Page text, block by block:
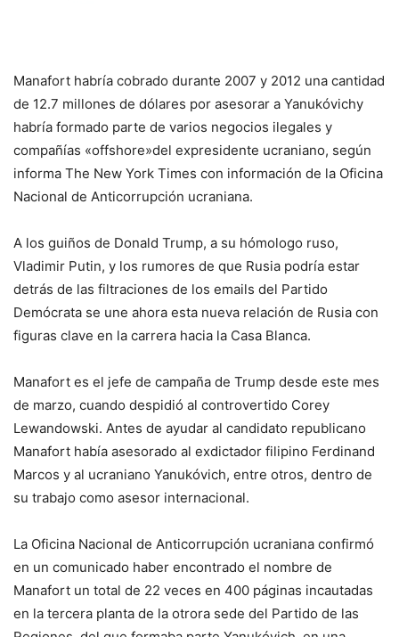
Manafort habría cobrado durante 2007 y 2012 una cantidad
de 12.7 millones de dólares por asesorar a Yanukóvichy
habría formado parte de varios negocios ilegales y
compañías «offshore»del expresidente ucraniano, según
informa The New York Times con información de la Oficina
Nacional de Anticorrupción ucraniana.
A los guiños de Donald Trump, a su hómologo ruso,
Vladimir Putin, y los rumores de que Rusia podría estar
detrás de las filtraciones de los emails del Partido
Demócrata se une ahora esta nueva relación de Rusia con
figuras clave en la carrera hacia la Casa Blanca.
Manafort es el jefe de campaña de Trump desde este mes
de marzo, cuando despidió al controvertido Corey
Lewandowski. Antes de ayudar al candidato republicano
Manafort había asesorado al exdictador filipino Ferdinand
Marcos y al ucraniano Yanukóvich, entre otros, dentro de
su trabajo como asesor internacional.
La Oficina Nacional de Anticorrupción ucraniana confirmó
en un comunicado haber encontrado el nombre de
Manafort un total de 22 veces en 400 páginas incautadas
en la tercera planta de la otrora sede del Partido de las